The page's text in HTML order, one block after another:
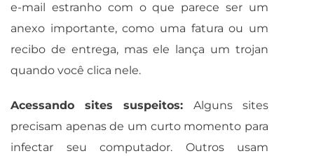
e-mail estranho com o que parece ser um
anexo importante, como uma fatura ou um
recibo de entrega, mas ele lança um trojan
quando você clica nele.
Acessando sites suspeitos: Alguns sites
precisam apenas de um curto momento para
infectar seu computador. Outros usam